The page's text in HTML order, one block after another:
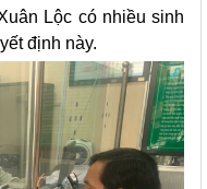
Lộc có nhiều sinh
định này.